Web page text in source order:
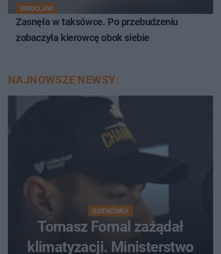
WROCŁAW
Zasnęła w taksówce. Po przebudzeniu
zobaczyła kierowcę obok siebie
NAJNOWSZE NEWSY:
SIATKÓWKA
Tomasz Fornal zażądał
klimatyzacji. Ministerstwo